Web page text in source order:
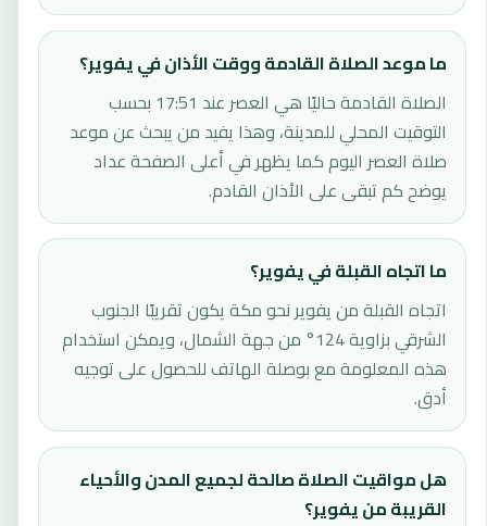
ما موعد الصلاة القادمة ووقت الأذان في يفوير؟
الصلاة القادمة حاليًا هي العصر عند 17:51 بحسب
التوقيت المحلي للمدينة، وهذا يفيد من يبحث عن موعد
صلاة العصر اليوم كما يظهر في أعلى الصفحة عداد
يوضح كم تبقى على الأذان القادم.
ما اتجاه القبلة في يفوير؟
اتجاه القبلة من يفوير نحو مكة يكون تقريبًا الجنوب
الشرقي بزاوية 124° من جهة الشمال، ويمكن استخدام
هذه المعلومة مع بوصلة الهاتف للحصول على توجيه
أدق.
هل مواقيت الصلاة صالحة لجميع المدن والأحياء
القريبة من يفوير؟